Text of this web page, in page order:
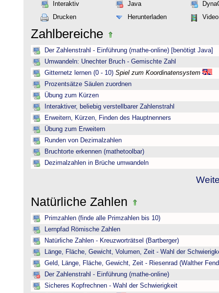
Interaktiv Java
Drucken
Herunterladen Video
Zahlbereiche
Der Zahlenstrahl - Einführung (mathe-online) [benötigt Java]
Umwandeln: Unechter Bruch - Gemischte Zahl
Gitternetz lernen (0 - 10) Spiel zum Koordinatensystem
Prozentsätze Säulen zuordnen
Übung zum Kürzen
Interaktiver, beliebig verstellbarer Zahlenstrahl
Erweitern, Kürzen, Finden des Hauptnenners
Übung zum Erweitern
Runden von Dezimalzahlen
Bruchtorte erkennen (mathetoolbar)
Dezimalzahlen in Brüche umwandeln
Natürliche Zahlen
Primzahlen (finde alle Primzahlen bis 10)
Lernpfad Römische Zahlen
Natürliche Zahlen - Kreuzworträtsel (Bartberger)
Länge, Fläche, Gewicht, Volumen, Zeit - Wahl der
Geld, Länge, Fläche, Gewicht, Zeit - Riesenrad (Walther
Der Zahlenstrahl - Einführung (mathe-online)
Sicheres Kopfrechnen - Wahl der Schwierigkeit